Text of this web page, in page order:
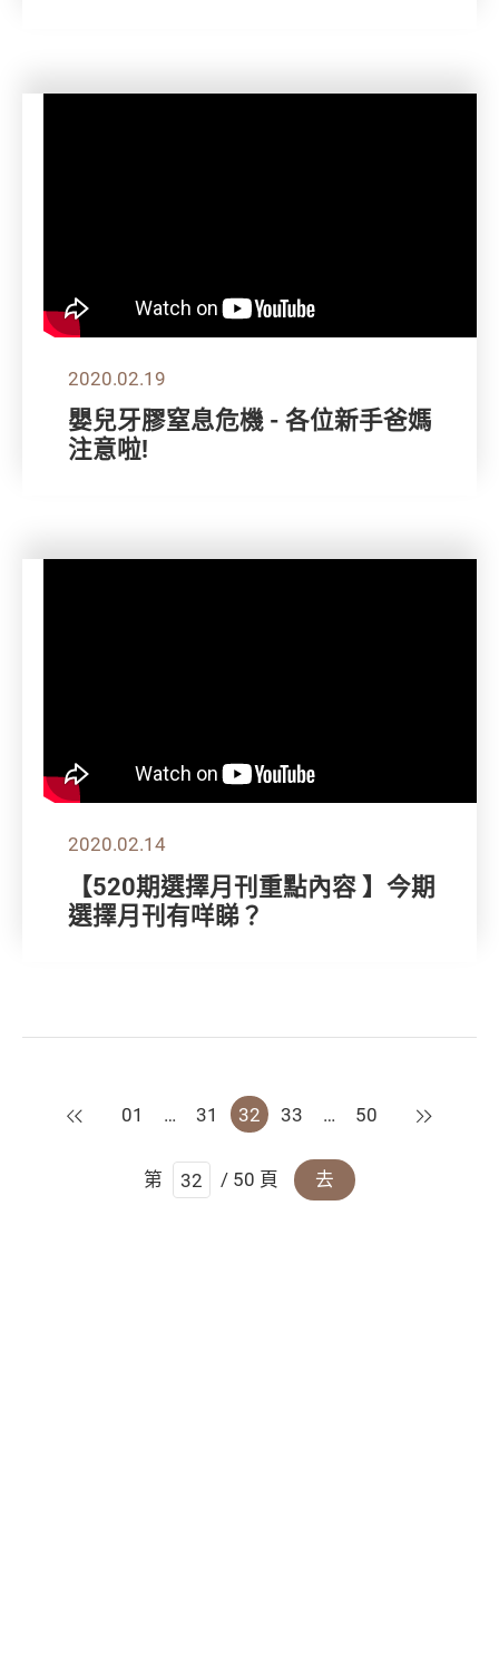
2020.02.19
嬰兒牙膠窒息危機 - 各位新手爸媽
注意啦!
2020.02.14
【520期選擇月刊重點內容 】今期
選擇月刊有咩睇？
上一頁
01 … 31 32 33 … 50 下一頁
第 / 50 頁 去